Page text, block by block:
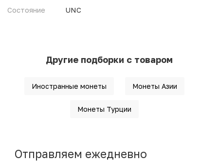
Состояние
UNC
Другие подборки с товаром
Иностранные монеты Монеты Азии
Монеты Турции
Отправляем ежедневно